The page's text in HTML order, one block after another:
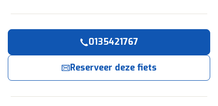
Batavus
Model
Star-26 DR3
0135421767
Reserveer deze fiets
nu!
Spijkers Fietsen neemt snel contact met je op.
Jouw contactgegevens